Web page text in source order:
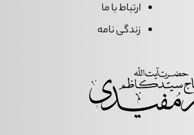
ارتباط با ما
زندگی نامه